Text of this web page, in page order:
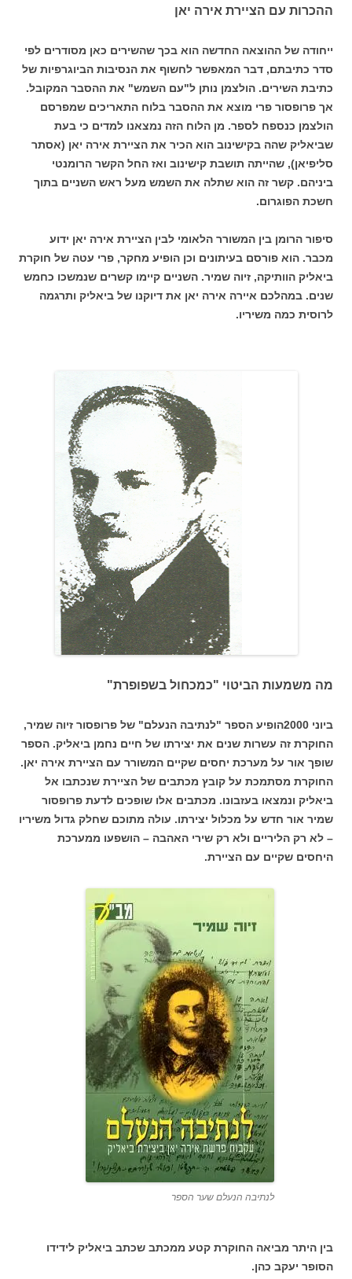
ההכרות עם הציירת אירה יאן
ייחודה של ההוצאה החדשה הוא בכך שהשירים כאן מסודרים לפי
סדר כתיבתם, דבר המאפשר לחשוף את הנסיבות הביוגרפיות של
כתיבת השירים. הולצמן נותן ל"עם השמש" את ההסבר המקובל.
אך פרופסור פרי מוצא את ההסבר בלוח התאריכים שמפרסם
הולצמן כנספח לספר. מן הלוח הזה נמצאנו למדים כי בעת
שביאליק שהה בקישינוב הוא הכיר את הציירת אירה יאן (אסתר
סליפיאן), שהייתה תושבת קישינוב ואז החל הקשר הרומנטי
ביניהם. קשר זה הוא שתלה את השמש מעל ראש השניים בתוך
חשכת הפוגרום.
סיפור הרומן בין המשורר הלאומי לבין הציירת אירה יאן ידוע
מכבר. הוא פורסם בעיתונים וכן הופיע מחקר, פרי עטה של חוקרת
ביאליק הוותיקה, זיוה שמיר. השניים קיימו קשרים שנמשכו כחמש
שנים. במהלכם איירה אירה יאן את דיוקנו של ביאליק ותרגמה
לרוסית כמה משיריו.
מה משמעות הביטוי "כמכחול בשפופרת"
ביוני 2000הופיע הספר "לנתיבה הנעלם" של פרופסור זיוה שמיר,
החוקרת זה עשרות שנים את יצירתו של חיים נחמן ביאליק. הספר
שופך אור על מערכת יחסים שקיים המשורר עם הציירת אירה יאן.
החוקרת מסתמכת על קובץ מכתבים של הציירת שנכתבו אל
ביאליק ונמצאו בעזבונו. מכתבים אלו שופכים לדעת פרופסור
שמיר אור חדש על מכלול יצירתו. עולה מתוכם שחלק גדול משיריו
– לא רק הליריים ולא רק שירי האהבה – הושפעו ממערכת
היחסים שקיים עם הציירת.
לנתיבה הנעלם שער הספר
בין היתר מביאה החוקרת קטע ממכתב שכתב ביאליק לידידו
הסופר יעקב כהן.